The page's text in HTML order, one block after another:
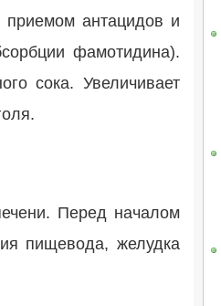
приемом антацидов и
фамотидина).
сока. Увеличивает
Перед началом
пищевода, желудка